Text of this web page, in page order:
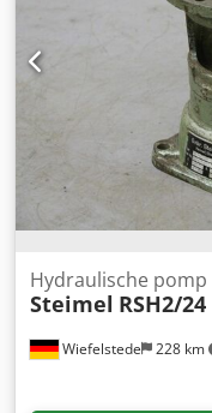
hydraulische kleppen
gewicht: 232 kg
Wiefelstede 228 km
Hydraulische pomp
Steimel RSH2/24